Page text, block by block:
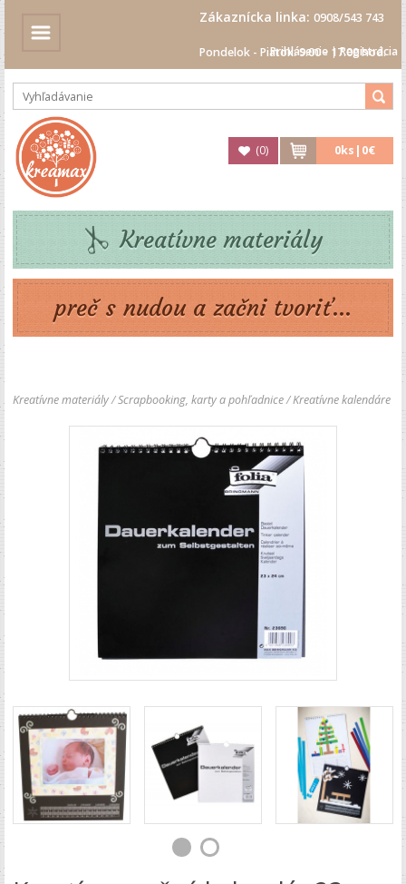
Zákaznícka linka: 0908/543 743
Pondelok - Piatok: 9.00 - 17.00 hod.
Prihlásenie|Registrácia
(0) 0ks| 0€
Kreatívne materiály
preč s nudou a začni tvoriť...
Kreatívne materiály/Scrapbooking, karty a pohľadnice/Kreatívne kalendáre